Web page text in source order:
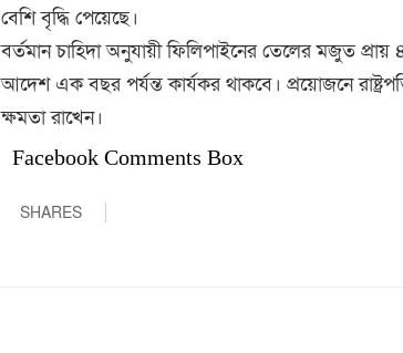
বেশি বৃদ্ধি পেয়েছে।
বর্তমান চাহিদা অনুযায়ী ফিলিপাইনের তেলের মজুত
আদেশ এক বছর পর্যন্ত কার্যকর থাকবে। প্রয়োজনে
ক্ষমতা রাখেন।
Facebook Comments Box
SHARES